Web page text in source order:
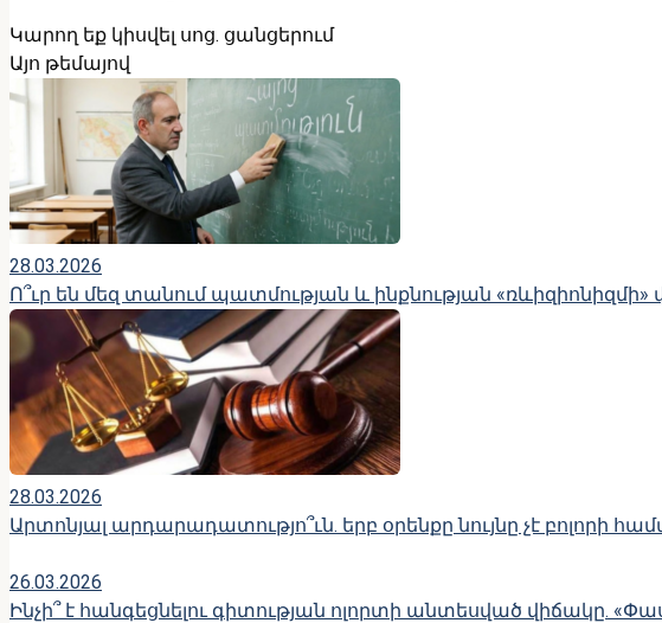
Կարող եք կիսվել սոց․ ցանցերում
Այո թեմայով
28.03.2026
Ո՞ւր են մեզ տանում պատմության և ինքնության
28.03.2026
Արտոնյալ արդարադատությո՞ւն. երբ օրենքը նույնը չէ բոլորի
26.03.2026
Ինչի՞ է հանգեցնելու գիտության ոլորտի անտեսված վիճակը.